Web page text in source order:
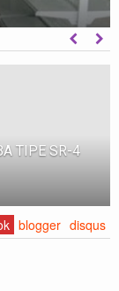
MORE
DUTY ZA-
CM
blogger disqus